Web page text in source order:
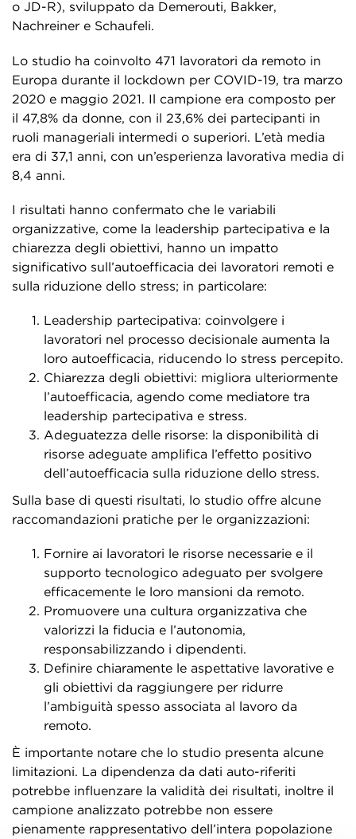
o JD-R), sviluppato da Demerouti, Bakker,
Nachreiner e Schaufeli.
Lo studio ha coinvolto 471 lavoratori da remoto in
Europa durante il lockdown per COVID-19, tra marzo
2020 e maggio 2021. Il campione era composto per
il 47,8% da donne, con il 23,6% dei partecipanti in
ruoli manageriali intermedi o superiori. L’età media
era di 37,1 anni, con un’esperienza lavorativa media di
8,4 anni.
I risultati hanno confermato che le variabili
organizzative, come la leadership partecipativa e la
chiarezza degli obiettivi, hanno un impatto
significativo sull’autoefficacia dei lavoratori remoti e
sulla riduzione dello stress; in particolare:
Leadership partecipativa: coinvolgere i
lavoratori nel processo decisionale aumenta la
loro autoefficacia, riducendo lo stress percepito.
Chiarezza degli obiettivi: migliora ulteriormente
l’autoefficacia, agendo come mediatore tra
leadership partecipativa e stress.
Adeguatezza delle risorse: la disponibilità di
risorse adeguate amplifica l’effetto positivo
dell’autoefficacia sulla riduzione dello stress.
Sulla base di questi risultati, lo studio offre alcune
raccomandazioni pratiche per le organizzazioni:
Fornire ai lavoratori le risorse necessarie e il
supporto tecnologico adeguato per svolgere
efficacemente le loro mansioni da remoto.
Promuovere una cultura organizzativa che
valorizzi la fiducia e l’autonomia,
responsabilizzando i dipendenti.
Definire chiaramente le aspettative lavorative e
gli obiettivi da raggiungere per ridurre
l’ambiguità spesso associata al lavoro da
remoto.
È importante notare che lo studio presenta alcune
limitazioni. La dipendenza da dati auto-riferiti
potrebbe influenzare la validità dei risultati, inoltre il
campione analizzato potrebbe non essere
pienamente rappresentativo dell’intera popolazione